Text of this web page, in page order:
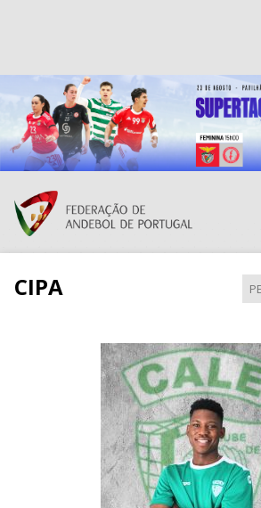
Resultados Andebol
Federação de Andebol de Portugal
Grátis - Disponivel na Play Store
CIPA